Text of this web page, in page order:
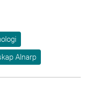
Alnarp